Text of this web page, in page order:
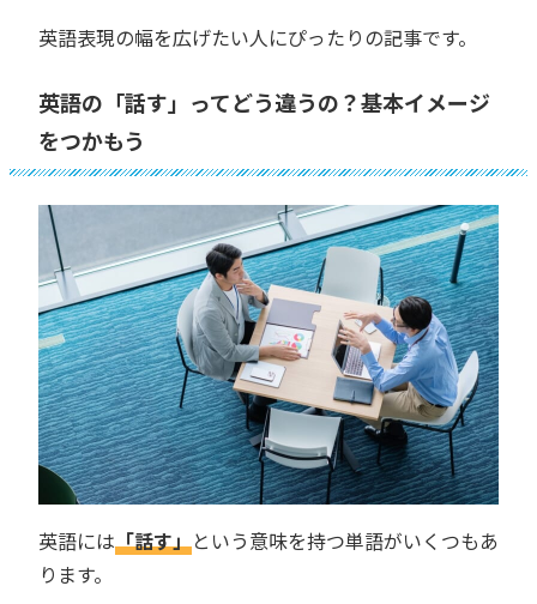
英語表現の幅を広げたい人にぴったりの記事です。
英語の「話す」ってどう違うの？基本イメージ
をつかもう
英語には「話す」という意味を持つ単語がいくつもあ
ります。